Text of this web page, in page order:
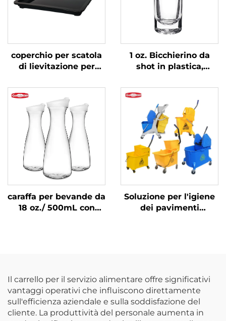
coperchio per scatola
di lievitazione per
3/4" x 12 1/2" x 1 3/4",
polipropilene, nero
1 oz. Bicchierino da
shot in plastica,
trasparente, DR3037
caraffa per bevande da
18 oz./ 500mL con
Soluzione per l'igiene
dei pavimenti
Il carrello per il servizio alimentare offre significativi
vantaggi operativi che influiscono direttamente
sull'efficienza aziendale e sulla soddisfazione del
cliente. La produttività del personale aumenta in